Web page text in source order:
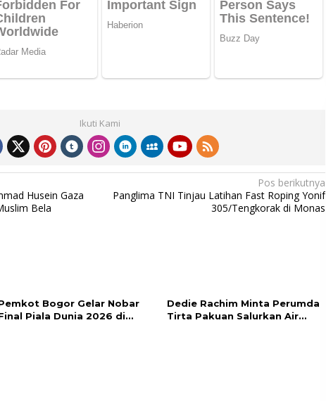
Ikuti Kami
Husein Gaza
Bela
Pos berikutnya
Panglima TNI Tinjau Latihan Fast Roping Yonif
305/Tengkorak di Monas
Bogor Gelar Nobar
Piala Dunia 2026 di
Dedie Rachim Minta Perumda
Tirta Pakuan Salurkan Air